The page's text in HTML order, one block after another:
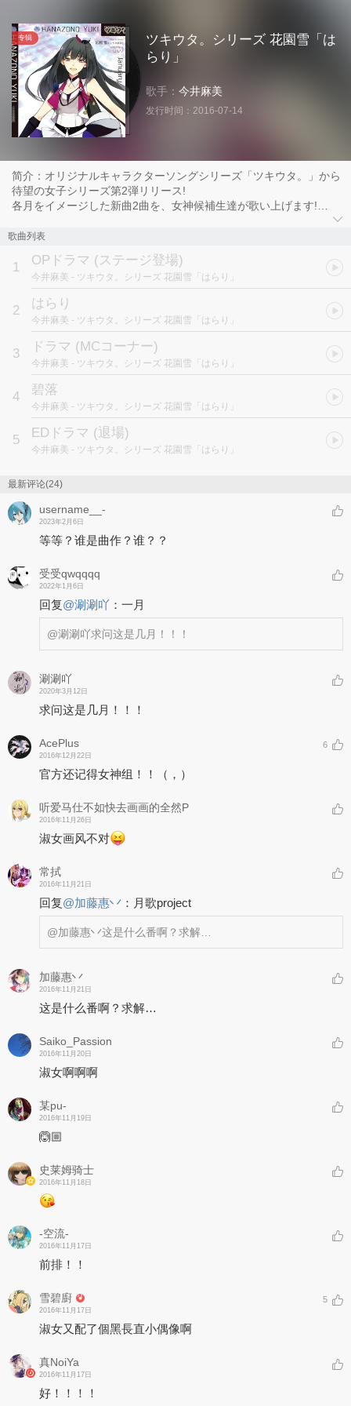
专辑
ツキウタ。シリーズ 花園雪「は
らり」
歌手： 今井麻美
发行时间： 2016-07-14
简介：オリジナルキャラクターソングシリーズ「ツキウタ。」から
待望の女子シリーズ第2弾リリース!
各月をイメージした新曲2曲を、女神候補生達が歌い上げます!
ステージ登場シーンのOPミニドラマ、楽曲合間のMCコーナーか
彼女たちがステージ上で繰り広げる、華麗なパフォーマンスを想像
しながらお楽しみください!
歌曲列表
1 OPドラマ (ステージ登場)
今井麻美 - ツキウタ。シリーズ 花園雪「はらり」
2 はらり
今井麻美 - ツキウタ。シリーズ 花園雪「はらり」
3 ドラマ (MCコーナー)
今井麻美 - ツキウタ。シリーズ 花園雪「はらり」
4 碧落
今井麻美 - ツキウタ。シリーズ 花園雪「はらり」
5 EDドラマ (退場)
今井麻美 - ツキウタ。シリーズ 花園雪「はらり」
最新评论(24)
username__-
2023年2月6日
等等？谁是曲作？谁？？
受受qwqqqq
2022年1月6日
回复@涮涮吖 ： 一月
@涮涮吖求问这是几月！！！
涮涮吖
2020年3月12日
求问这是几月！！！
AcePlus
2016年12月22日
6
官方还记得女神组！！（，）
听爱马仕不如快去画画的全然P
2016年11月26日
淑女画风不对
常拭
2016年11月21日
回复@加藤惠丷 ： 月歌project
@加藤惠丷这是什么番啊？求解…
加藤惠丷
2016年11月21日
这是什么番啊？求解…
Saiko_Passion
2016年11月20日
淑女啊啊啊
某pu-
2016年11月19日
🙆🏼
史莱姆骑士
2016年11月18日
-空流-
2016年11月17日
前排！！
雪碧廚
2016年11月17日
5
淑女又配了個黑長直小偶像啊
真NoiYa
2016年11月17日
好！！！！